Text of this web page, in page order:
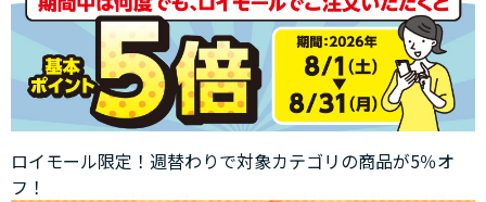
ロイモール限定！週替わりで対象カテゴリの商品が5％オ
フ！